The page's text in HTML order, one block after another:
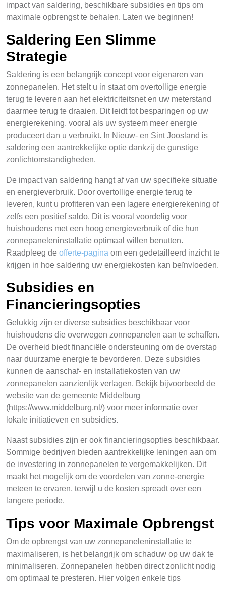
impact van saldering, beschikbare subsidies en tips om
maximale opbrengst te behalen. Laten we beginnen!
Saldering Een Slimme
Strategie
Saldering is een belangrijk concept voor eigenaren van
zonnepanelen. Het stelt u in staat om overtollige energie
terug te leveren aan het elektriciteitsnet en uw meterstand
daarmee terug te draaien. Dit leidt tot besparingen op uw
energierekening, vooral als uw systeem meer energie
produceert dan u verbruikt. In Nieuw- en Sint Joosland is
saldering een aantrekkelijke optie dankzij de gunstige
zonlichtomstandigheden.
De impact van saldering hangt af van uw specifieke situatie
en energieverbruik. Door overtollige energie terug te
leveren, kunt u profiteren van een lagere energierekening of
zelfs een positief saldo. Dit is vooral voordelig voor
huishoudens met een hoog energieverbruik of die hun
zonnepaneleninstallatie optimaal willen benutten.
Raadpleeg de offerte-pagina om een gedetailleerd inzicht te
krijgen in hoe saldering uw energiekosten kan beïnvloeden.
Subsidies en
Financieringsopties
Gelukkig zijn er diverse subsidies beschikbaar voor
huishoudens die overwegen zonnepanelen aan te schaffen.
De overheid biedt financiële ondersteuning om de overstap
naar duurzame energie te bevorderen. Deze subsidies
kunnen de aanschaf- en installatiekosten van uw
zonnepanelen aanzienlijk verlagen. Bekijk bijvoorbeeld de
website van de gemeente Middelburg
(https://www.middelburg.nl/) voor meer informatie over
lokale initiatieven en subsidies.
Naast subsidies zijn er ook financieringsopties beschikbaar.
Sommige bedrijven bieden aantrekkelijke leningen aan om
de investering in zonnepanelen te vergemakkelijken. Dit
maakt het mogelijk om de voordelen van zonne-energie
meteen te ervaren, terwijl u de kosten spreadt over een
langere periode.
Tips voor Maximale Opbrengst
Om de opbrengst van uw zonnepaneleninstallatie te
maximaliseren, is het belangrijk om schaduw op uw dak te
minimaliseren. Zonnepanelen hebben direct zonlicht nodig
om optimaal te presteren. Hier volgen enkele tips